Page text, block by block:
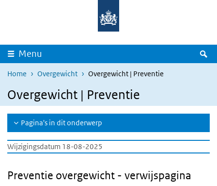
Overslaan en naar de inhoud gaan
Menu
Home Overgewicht Overgewicht | Preventie
Overgewicht | Preventie
Pagina's in dit onderwerp
Wijzigingsdatum 18-08-2025
Preventie overgewicht - verwijspagina